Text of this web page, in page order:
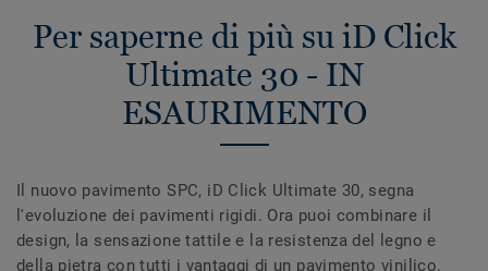
Per saperne di più su iD Click
Ultimate 30 - IN
ESAURIMENTO
Il nuovo pavimento SPC, iD Click Ultimate 30, segna
l'evoluzione dei pavimenti rigidi. Ora puoi combinare il
design, la sensazione tattile e la resistenza del legno e
della pietra con tutti i vantaggi di un pavimento vinilico.